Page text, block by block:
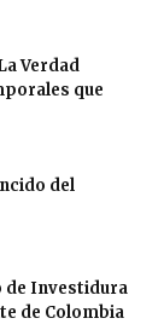
Verdad
que
del
de Investidura
de Colombia